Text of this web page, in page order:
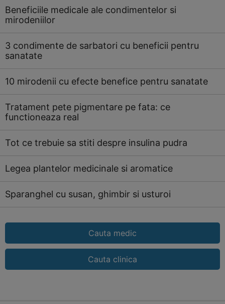
Beneficiile medicale ale condimentelor si
mirodeniilor
3 condimente de sarbatori cu beneficii pentru
sanatate
10 mirodenii cu efecte benefice pentru sanatate
Tratament pete pigmentare pe fata: ce
functioneaza real
Tot ce trebuie sa stiti despre insulina pudra
Legea plantelor medicinale si aromatice
Sparanghel cu susan, ghimbir si usturoi
Cauta medic
Cauta clinica